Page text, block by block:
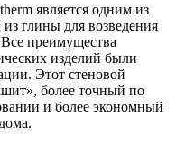
является одним из
глины для возведения
преимущества
изделий были
Этот стеновой
более точный по
и более экономный